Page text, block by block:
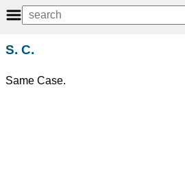
S. C.
Same Case.